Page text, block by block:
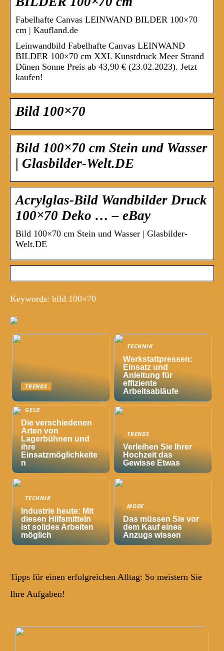
Fabelhafte Canvas LEINWAND BILDER 100×70
cm | Kaufland.de
Leinwandbild Fabelhafte Canvas LEINWAND
BILDER 100×70 cm XXL Kunstdruck Meer Strand
Dünen Sonne Preis ab 43,90 € (23.02.2023). Jetzt
kaufen!
Bild 100×70
Bild 100×70 cm Stein und Wasser
| Glasbilder-Welt.DE
Acrylglas-Bild Wandbilder Druck
100×70 Deko … – eBay
Bild 100×70 cm Stein und Wasser | Glasbilder-
Welt.DE
Keywords: bild 100×70
TRENDS
TECHNIK
Werkstattpressen:
Einsatz und
Anleitung für
effiziente
Arbeitsabläufe
GELD
Die verschiedenen
Arten von
Lagerbühnen und
ihre
Einsatzmöglichkeite
n
TRENDS
Verleihen Sie Ihrer
Hochzeit das
Gewisse Etwas
TECHNIK
Industrie heute: Mit
diesen Hilfsmitteln
ist solides Arbeiten
möglich
MODE
Das müssen Sie vor
dem Kauf eines
Anzugs wissen
Tipps für einen erfolgreichen Alltag: So meistern Sie
Ihre Aufgaben!